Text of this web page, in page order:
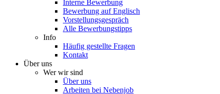
Interne Bewerbung
Bewerbung auf Englisch
Vorstellungsgespräch
Alle Bewerbungstipps
Info
Häufig gestellte Fragen
Kontakt
Über uns
Wer wir sind
Über uns
Arbeiten bei Nebenjob